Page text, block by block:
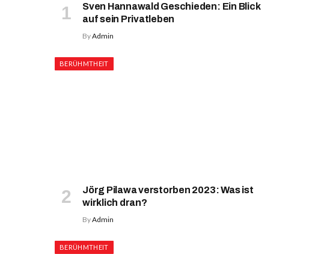
Sven Hannawald Geschieden: Ein Blick
auf sein Privatleben
ByAdmin
BERÜHMTHEIT
Jörg Pilawa verstorben 2023: Was ist
wirklich dran?
ByAdmin
BERÜHMTHEIT